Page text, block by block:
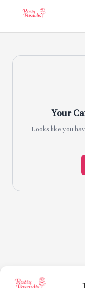
Your
Looks like you